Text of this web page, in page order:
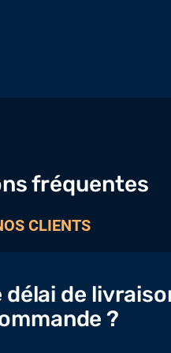
fréquentes
CLIENTS
délai de
?